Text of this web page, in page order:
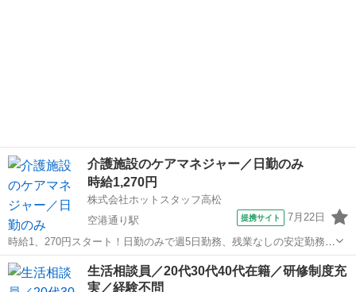
介護施設のケアマネジャー／日勤のみ
時給1,270円
株式会社ホットスタッフ高松
空港通り駅
提携サイト 7月22日
時給1、270円スタート！日勤のみで週5日勤務、残業なしの安定勤務
【仕事内容】 ケアマネージャー資格が活かせる♪
——————————————————— ◆企業情報◆
香川 空港通り駅 ケアマネージャー
生活相談員／20代30代40代在籍／研修制度充
実／経験不問